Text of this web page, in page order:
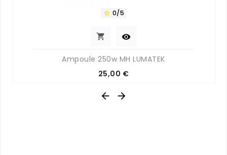
 0/5
 
Ampoule 250w MH LUMATEK
Prix
25,00 €
 